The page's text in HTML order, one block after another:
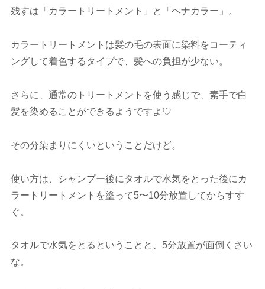
残すは「カラートリートメント」と「ヘナカラー」。
カラートリートメントは髪の毛の表面に染料をコーティ
ングして着色するタイプで、髪への負担が少ない。
さらに、通常のトリートメントを使う感じで、素手で白
髪を染めることができるようですよ♡
その分染まりにくいということだけど。
使い方は、シャンプー後にタオルで水気をとった後にカ
ラートリートメントを塗って5〜10分放置してからすす
ぐ。
タオルで水気をとるということと、5分放置が面倒くさい
な。